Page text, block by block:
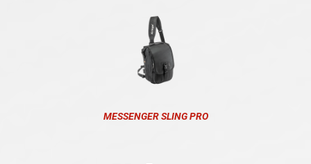
MESSENGER SLING PRO